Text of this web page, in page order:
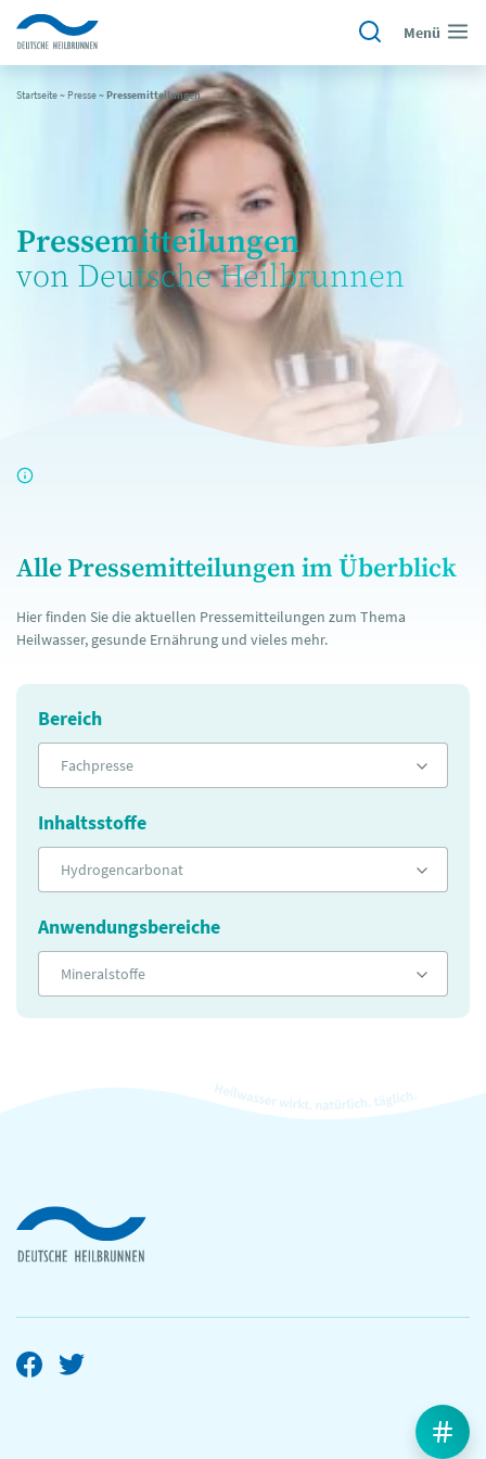
Menü
Startseite~ Presse~Pressemitteilungen
Pressemitteilungen
von Deutsche Heilbrunnen
Alle Pressemitteilungen im Überblick
Hier finden Sie die aktuellen Pressemitteilungen zum Thema
Heilwasser, gesunde Ernährung und vieles mehr.
Bereich
Fachpresse
Inhaltsstoffe
Hydrogencarbonat
Anwendungsbereiche
Mineralstoffe